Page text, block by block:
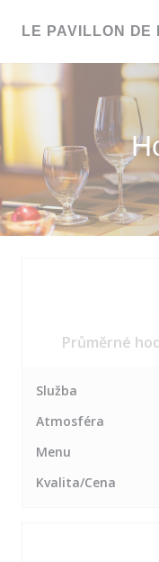
LE PAVILLON DE
Průměrné
Služba
Atmosféra
Menu
Kvalita/Cena